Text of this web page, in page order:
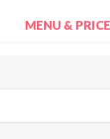
MENU & PRICE